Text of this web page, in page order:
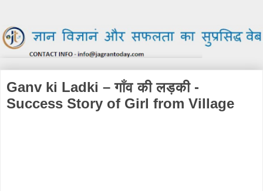
Ganv ki Ladki – गाँव की लड़की -
Success Story of Girl from Village